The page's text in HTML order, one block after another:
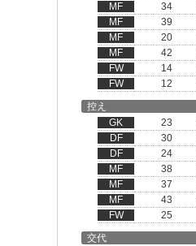
MF
34
MF
39
MF
20
MF
42
FW
14
FW
12
控え
GK
23
DF
30
DF
24
MF
38
MF
37
MF
43
FW
25
交代